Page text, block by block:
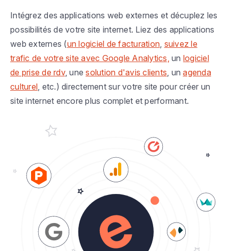
Intégrez des applications web externes et décuplez les
possibilités de votre site internet. Liez des applications
web externes (un logiciel de facturation, suivez le
trafic de votre site avec Google Analytics, un logiciel
de prise de rdv, unesolution d'avis clients, unagenda
culturel, etc.) directement sur votre site pour créer un
site internet encore plus complet et performant.